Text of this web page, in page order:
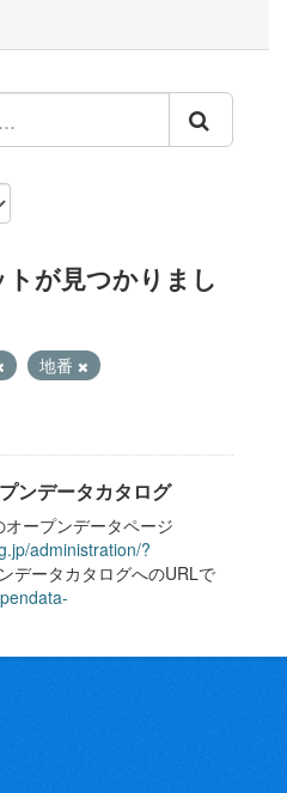
が見つかりまし
地番
ンデータカタログ
ープンデータページ
administration/?
データカタログへのURLで